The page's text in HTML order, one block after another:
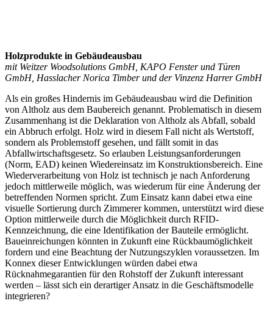
Holzprodukte in Gebäudeausbau
mit Weitzer Woodsolutions GmbH, KAPO Fenster und Türen
GmbH, Hasslacher Norica Timber und der Vinzenz Harrer GmbH
Als ein großes Hindernis im Gebäudeausbau wird die Definition
von Altholz aus dem Baubereich genannt. Problematisch in diesem
Zusammenhang ist die Deklaration von Altholz als Abfall, sobald
ein Abbruch erfolgt. Holz wird in diesem Fall nicht als Wertstoff,
sondern als Problemstoff gesehen, und fällt somit in das
Abfallwirtschaftsgesetz. So erlauben Leistungsanforderungen
(Norm, EAD) keinen Wiedereinsatz im Konstruktionsbereich. Eine
Wiederverarbeitung von Holz ist technisch je nach Anforderung
jedoch mittlerweile möglich, was wiederum für eine Änderung der
betreffenden Normen spricht. Zum Einsatz kann dabei etwa eine
visuelle Sortierung durch Zimmerer kommen, unterstützt wird diese
Option mittlerweile durch die Möglichkeit durch RFID-
Kennzeichnung, die eine Identifikation der Bauteile ermöglicht.
Baueinreichungen könnten in Zukunft eine Rückbaumöglichkeit
fordern und eine Beachtung der Nutzungszyklen voraussetzen. Im
Konnex dieser Entwicklungen würden dabei etwa
Rücknahmegarantien für den Rohstoff der Zukunft interessant
werden – lässt sich ein derartiger Ansatz in die Geschäftsmodelle
integrieren?